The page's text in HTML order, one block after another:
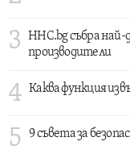
3
HHC.bg събра
производители
4 Каква функция
5 9 съвета за